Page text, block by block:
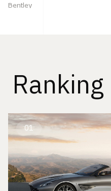
Bentley
Ranking
01